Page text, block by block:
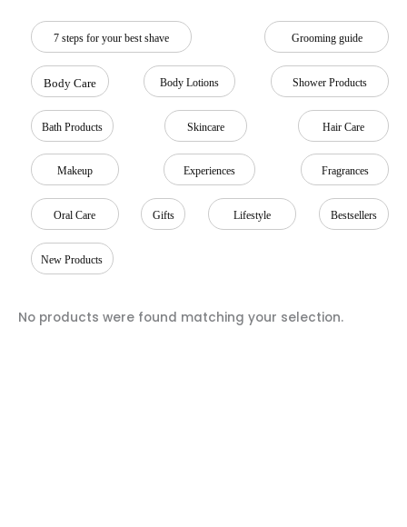
7 steps for your best shave Grooming guide
Body Care Body Lotions Shower Products
Bath Products Skincare Hair Care
Makeup Experiences Fragrances
Oral Care Gifts Lifestyle Bestsellers
New Products
No products were found matching your selection.